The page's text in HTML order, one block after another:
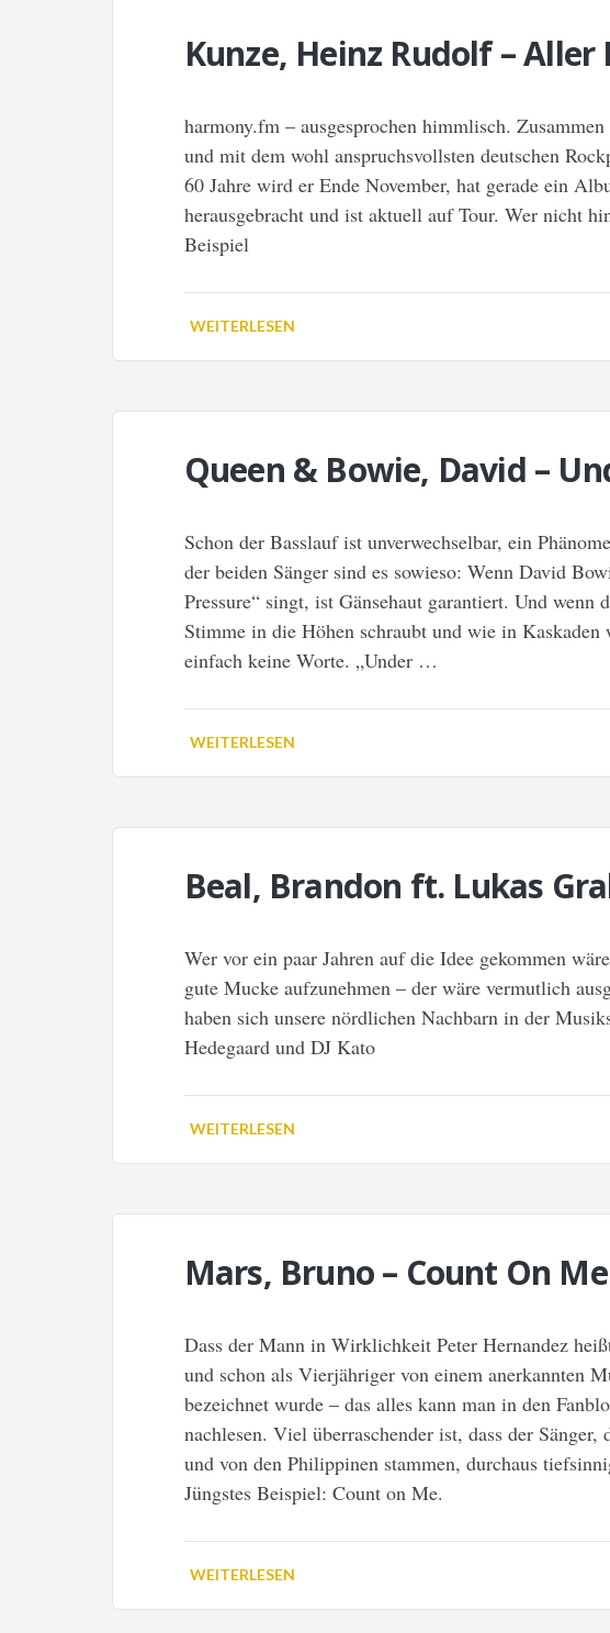
Kunze, Heinz Rudolf –
harmony.fm – ausgesprochen himmlisch.
und mit dem wohl anspruchsvollsten deutschen
60 Jahre wird er Ende November, hat gerade ein
herausgebracht und ist aktuell auf Tour. Wer nicht
Beispiel
WEITERLESEN
Queen & Bowie, David –
Schon der Basslauf ist unverwechselbar, ein
der beiden Sänger sind es sowieso: Wenn David
Pressure“ singt, ist Gänsehaut garantiert. Und wenn
Stimme in die Höhen schraubt und wie in
einfach keine Worte. „Under …
WEITERLESEN
Beal, Brandon ft. Lukas
Wer vor ein paar Jahren auf die Idee gekommen
gute Mucke aufzunehmen – der wäre vermutlich
haben sich unsere nördlichen Nachbarn in der
Hedegaard und DJ Kato
WEITERLESEN
Mars, Bruno – Count On Me
Dass der Mann in Wirklichkeit Peter Hernandez
und schon als Vierjähriger von einem anerkannten
bezeichnet wurde – das alles kann man in den
nachlesen. Viel überraschender ist, dass der Sänger,
und von den Philippinen stammen, durchaus
Jüngstes Beispiel: Count on Me.
WEITERLESEN